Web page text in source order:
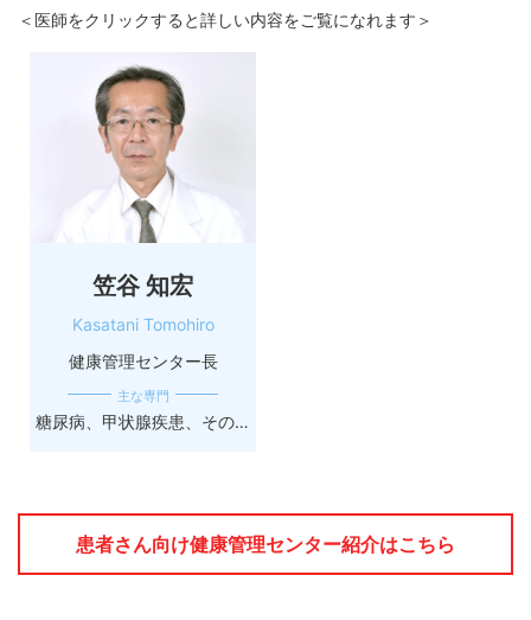
＜医師をクリックすると詳しい内容をご覧になれます＞
笠谷 知宏
Kasatani Tomohiro
健康管理センター長
主な専門
糖尿病、甲状腺疾患、その他の内分泌代謝疾患
患者さん向け健康管理センター紹介はこちら